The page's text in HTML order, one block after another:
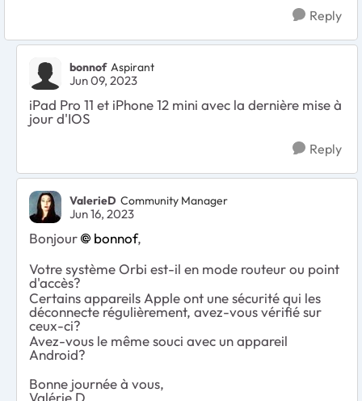
Reply
bonnof Aspirant
Jun 09, 2023
iPad Pro 11 et iPhone 12 mini avec la dernière mise à
jour d'IOS
Reply
ValerieD Community Manager
Jun 16, 2023
Bonjour bonnof,
Votre système Orbi est-il en mode routeur ou point
d'accès?
Certains appareils Apple ont une sécurité qui les
déconnecte régulièrement, avez-vous vérifié sur
ceux-ci?
Avez-vous le même souci avec un appareil
Android?
Bonne journée à vous,
Valérie D